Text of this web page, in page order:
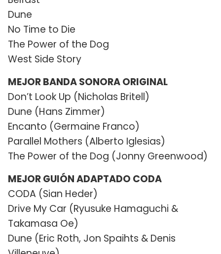
Dune
No Time to Die
The Power of the Dog
West Side Story
MEJOR BANDA SONORA ORIGINAL
Don’t Look Up (Nicholas Britell)
Dune (Hans Zimmer)
Encanto (Germaine Franco)
Parallel Mothers (Alberto Iglesias)
The Power of the Dog (Jonny Greenwood)
MEJOR GUIÓN ADAPTADO CODA
CODA (Sian Heder)
Drive My Car (Ryusuke Hamaguchi &
Takamasa Oe)
Dune (Eric Roth, Jon Spaihts & Denis